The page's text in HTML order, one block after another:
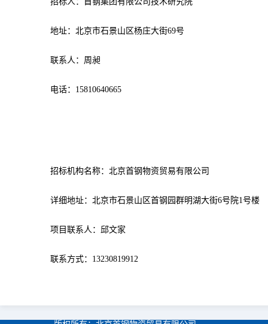
地址： 北京市石景山区杨庄大街69号
联系人： 周昶
电话： 15810640665
招标机构名称：北京首钢物资贸易有限公司
详细地址：北京市石景山区首钢园群明湖大街6号院1号楼
项目联系人：邱文家
联系方式：13230819912